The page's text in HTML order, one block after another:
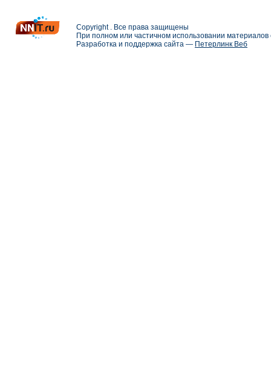
Copyright . Все права защищены
При полном или частичном использовании
Разработка и поддержка сайта — Петерлинк Веб